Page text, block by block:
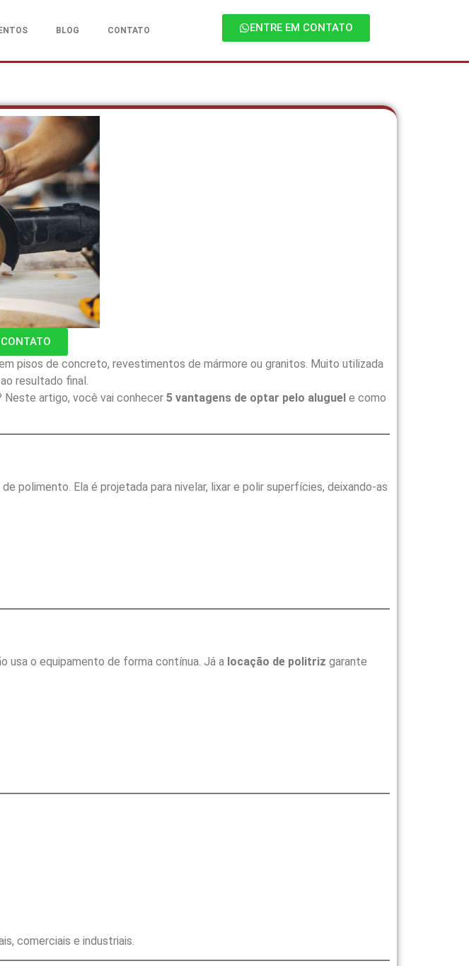
BLOG CONTATO ENTRE EM CONTATO
pisos de concreto, revestimentos de mármore ou granitos. Muito utilizada
resultado final.
Neste artigo, você vai conhecer 5 vantagens de optar pelo aluguel e como
polimento. Ela é projetada para nivelar, lixar e polir superfícies, deixando-as
usa o equipamento de forma contínua. Já a locação de politriz garante
comerciais e industriais.